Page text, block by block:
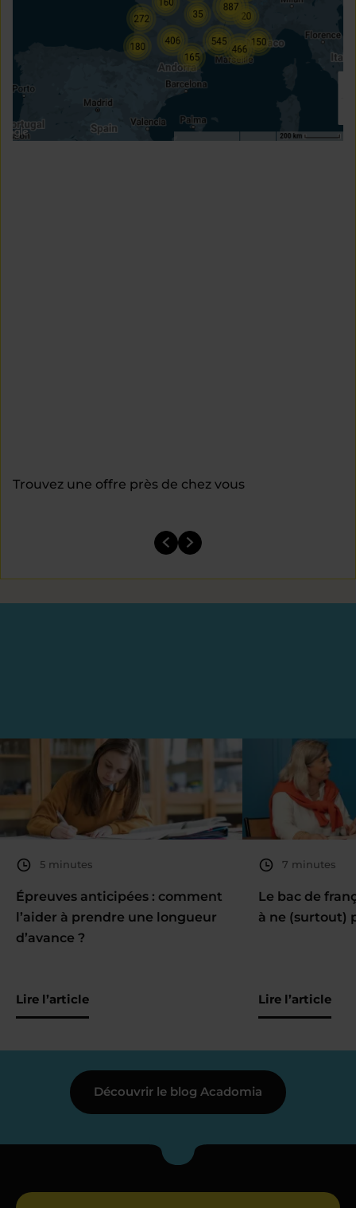
Trouvez une offre près de chez vous
5 minutes
Épreuves anticipées : comment
l’aider à prendre une longueur
d’avance ?
Lire l’article
7 minutes
Le bac de
à ne (surtout)
Lire l’article
Découvrir le blog Acadomia